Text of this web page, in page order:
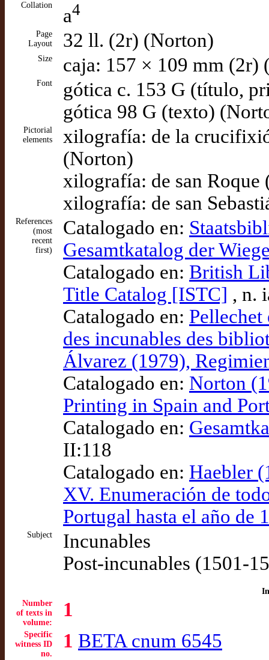
Collation a4
Page
Layout
32 ll. (2r) (Norton)
Size caja: 157 × 109 mm (2r)
Font
gótica c. 153 G (título,
gótica 98 G (texto)
Pictorial
elements
xilografía: de la
(Norton)
xilografía: de san
xilografía: de san
References
(most
recent
first)
Catalogado en:
Gesamtkatalog der
Catalogado en: British
Title Catalog [ISTC] , n.
Catalogado en:
des incunables des
Álvarez (1979),
Catalogado en: Norton
Printing in Spain and
Catalogado en:
II:118
Catalogado en: Haebler
XV. Enumeración de
Portugal hasta el año de
Subject
Incunables
Post-incunables (1501-
Number
of texts in
volume:
1
Specific
witness ID
no.
1 BETA cnum 6545